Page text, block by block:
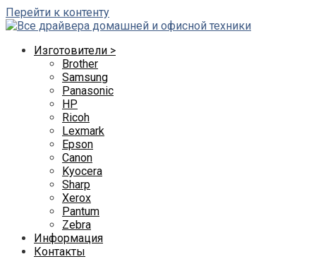
Перейти к контенту
Изготовители >
Brother
Samsung
Panasonic
HP
Ricoh
Lexmark
Epson
Canon
Kyocera
Sharp
Xerox
Pantum
Zebra
Информация
Контакты